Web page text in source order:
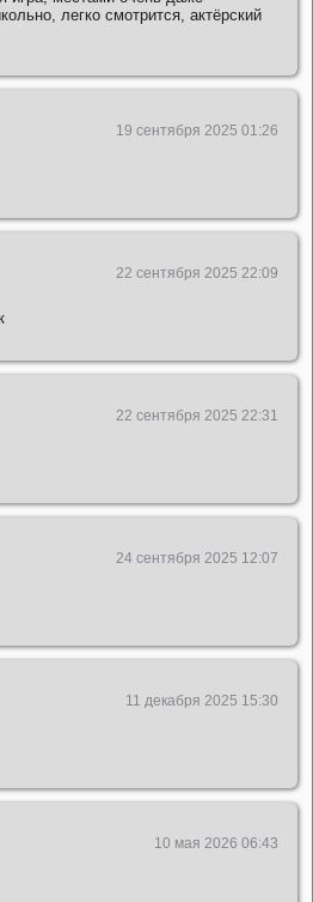
легко смотрится, актёрский
19 сентября 2025 01:26
22 сентября 2025 22:09
22 сентября 2025 22:31
24 сентября 2025 12:07
11 декабря 2025 15:30
10 мая 2026 06:43